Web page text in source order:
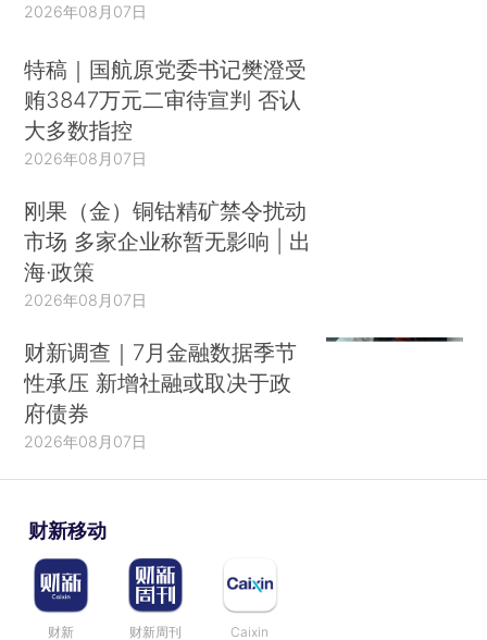
2026年08月07日
特稿｜国航原党委书记樊澄受
贿3847万元二审待宣判 否认
大多数指控
2026年08月07日
刚果（金）铜钴精矿禁令扰动
市场 多家企业称暂无影响 | 出
海·政策
2026年08月07日
财新调查｜7月金融数据季节
性承压 新增社融或取决于政
府债券
2026年08月07日
财新移动
财新 财新周刊 Caixin